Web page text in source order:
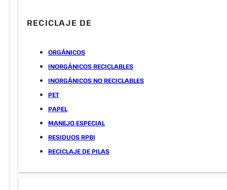
RECICLAJE DE
ORGÁNICOS
INORGÁNICOS RECICLABLES
INORGÁNICOS NO RECICLABLES
PET
PAPEL
MANEJO ESPECIAL
RESIDUOS RPBI
RECICLAJE DE PILAS